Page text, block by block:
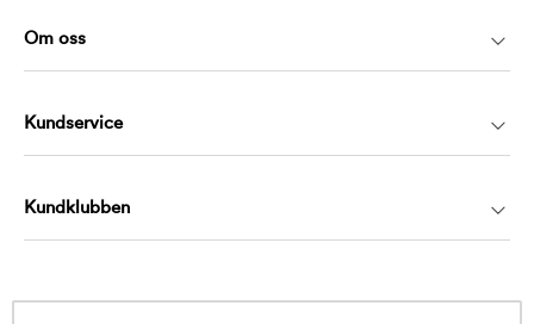
Om oss
Kundservice
Kundklubben